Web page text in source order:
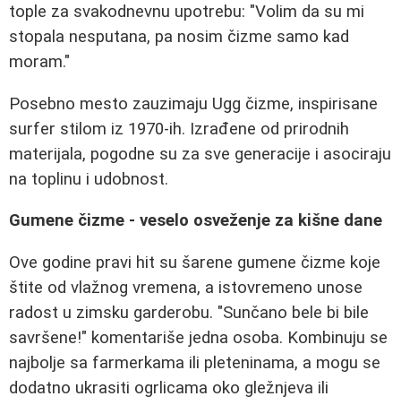
tople za svakodnevnu upotrebu: "Volim da su mi
stopala nesputana, pa nosim čizme samo kad
moram."
Posebno mesto zauzimaju Ugg čizme, inspirisane
surfer stilom iz 1970-ih. Izrađene od prirodnih
materijala, pogodne su za sve generacije i asociraju
na toplinu i udobnost.
Gumene čizme - veselo osveženje za kišne dane
Ove godine pravi hit su šarene gumene čizme koje
štite od vlažnog vremena, a istovremeno unose
radost u zimsku garderobu. "Sunčano bele bi bile
savršene!" komentariše jedna osoba. Kombinuju se
najbolje sa farmerkama ili pleteninama, a mogu se
dodatno ukrasiti ogrlicama oko gležnjeva ili